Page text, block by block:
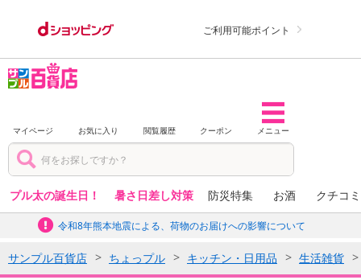
ご利用可能ポイント
マイページ お気に入り 閲覧履歴 クーポン メニュー
プル太の誕生日！ 暑さ日差し対策 防災特集 お酒 クチコ
令和8年熊本地震による、荷物のお届けへの影響について
サンプル百貨店 ちょっプル キッチン・日用品 生活雑貨